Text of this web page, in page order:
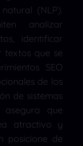
(NLP).
analizar
identificar
textos que se
SEO
de los
de sistemas
asegura que
atractivo y
posicione de